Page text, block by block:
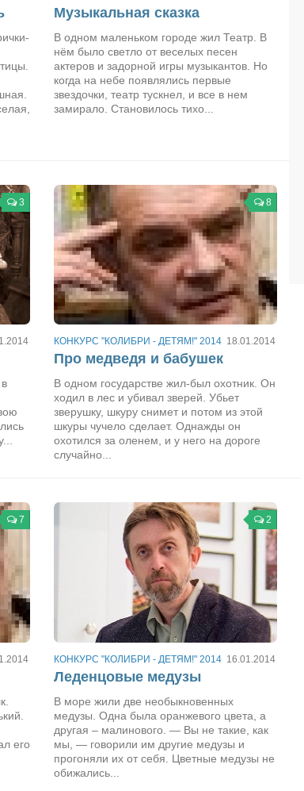
Музыкальная сказка
В одном маленьком городе жил Театр. В
нём было светло от веселых песен
актеров и задорной игры музыкан­тов. Но
когда на небе появлялись первые
звездочки, театр тускнел, и все в нем
замирало. Становилось тихо...
3 8
КОНКУРС "КОЛИБРИ - ДЕТЯМ!" 2014 18.01.2014
Про медведя и бабушек
В одном государстве жил-был охотник. Он
ходил в лес и убивал зверей. Убьет
зверушку, шкуру снимет и потом из этой
шкуры чучело сделает. Однажды он
охотился за оленем, и у него на дороге
случайно...
7
его
2
КОНКУРС "КОЛИБРИ - ДЕТЯМ!" 2014 16.01.2014
Леденцовые медузы
В море жили две необыкновенных
медузы. Одна была оранжевого цвета, а
другая – малинового. — Вы не такие, как
мы, — говорили им другие медузы и
прогоняли их от себя. Цветные медузы не
обижались...